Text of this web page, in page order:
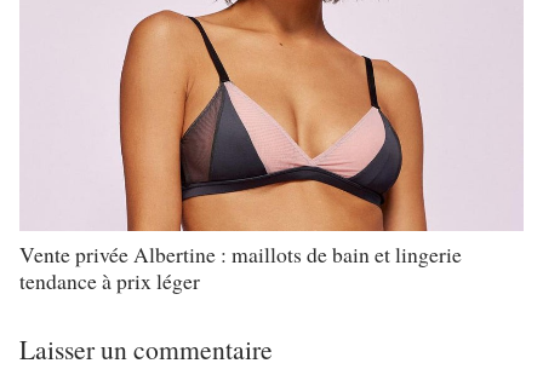
Vente privée Albertine : maillots de bain et lingerie
tendance à prix léger
Laisser un commentaire